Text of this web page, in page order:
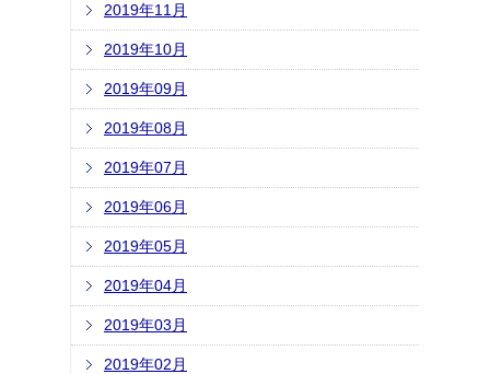
2019年11月
2019年10月
2019年09月
2019年08月
2019年07月
2019年06月
2019年05月
2019年04月
2019年03月
2019年02月